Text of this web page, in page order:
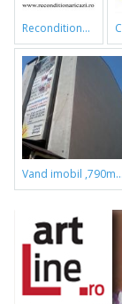
reconditionari cazi de baie
vand imobil ,790m,piata gorjului,pret negociabil